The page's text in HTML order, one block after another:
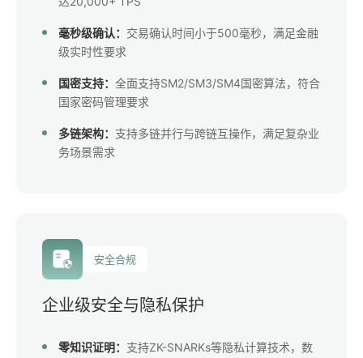
毫秒级确认： 交易确认时间小于500毫秒，满足金融
级实时性要求
国密支持： 全面支持SM2/SM3/SM4国密算法，符合
国家密码管理要求
多链架构： 支持多链并行与跨链互操作，满足复杂业
务场景需求
安全合规
企业级安全与隐私保护
零知识证明： 支持ZK-SNARKs等隐私计算技术，数